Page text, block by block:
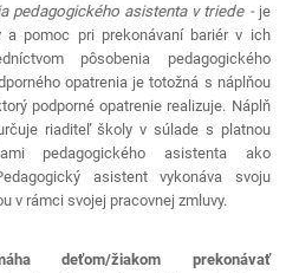
pedagogického asistenta v triede -je
a pomoc pri prekonávaní bariér v ich
pôsobenia pedagogického
opatrenia je totožná s náplňou
podporné opatrenie realizuje. Náplň
riaditeľ školy v súlade s platnou
pedagogického asistenta ako
asistent vykonáva svoju
v rámci svojej pracovnej zmluvy.
deťom/žiakom prekonávať